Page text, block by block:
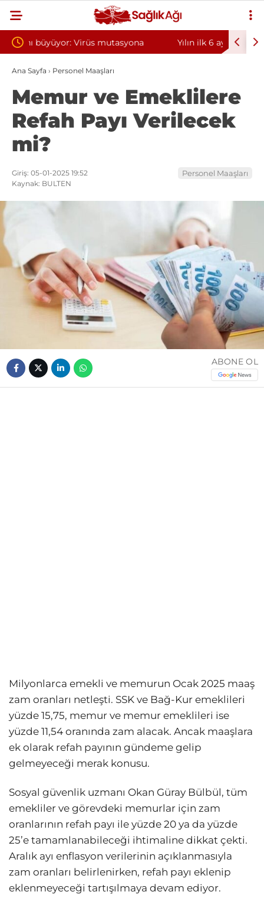
Yılın ilk 6 ayında 10 bini aşkın hasta hiperbarik
oksijen tedavisinden yararlandı
Diş
Ana Sayfa › Personel Maaşları
Memur ve Emeklilere
Refah Payı Verilecek
mi?
Giriş: 05-01-2025 19:52
Kaynak: BULTEN
Personel Maaşları
ABONE OL
Milyonlarca emekli ve memurun Ocak 2025 maaş
zam oranları netleşti. SSK ve Bağ-Kur emeklileri
yüzde 15,75, memur ve memur emeklileri ise
yüzde 11,54 oranında zam alacak. Ancak maaşlara
ek olarak refah payının gündeme gelip
gelmeyeceği merak konusu.
Sosyal güvenlik uzmanı Okan Güray Bülbül, tüm
emekliler ve görevdeki memurlar için zam
oranlarının refah payı ile yüzde 20 ya da yüzde
25’e tamamlanabileceği ihtimaline dikkat çekti.
Aralık ayı enflasyon verilerinin açıklanmasıyla
zam oranları belirlenirken, refah payı eklenip
eklenmeyeceği tartışılmaya devam ediyor.